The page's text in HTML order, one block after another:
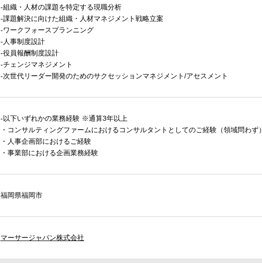
-組織・人材の課題を特定する現職分析
-課題解決に向けた組織・人材マネジメント戦略立案
-ワークフォースプランニング
-人事制度設計
-役員報酬制度設計
-チェンジマネジメント
-次世代リーダー開発のためのサクセッションマネジメント/アセスメント
-以下いずれかの業務経験 ※通算3年以上
・コンサルティングファームにおけるコンサルタントとしてのご経験（領域問わず）
・人事企画部におけるご経験
・事業部における企画業務経験
福岡県福岡市
マーサージャパン株式会社